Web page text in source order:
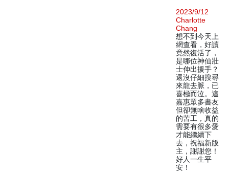
2023/9/12
Charlotte
Chang
想不到今天上
網查看，好讀
竟然復活了，
是哪位神仙壯
士伸出援手？
還沒仔細搜尋
來龍去脈，已
喜極而泣。這
嘉惠眾多書友
但卻無啥收益
的苦工，真的
需要有很多愛
才能繼續下
去，祝福新版
主，謝謝您！
好人一生平
安！